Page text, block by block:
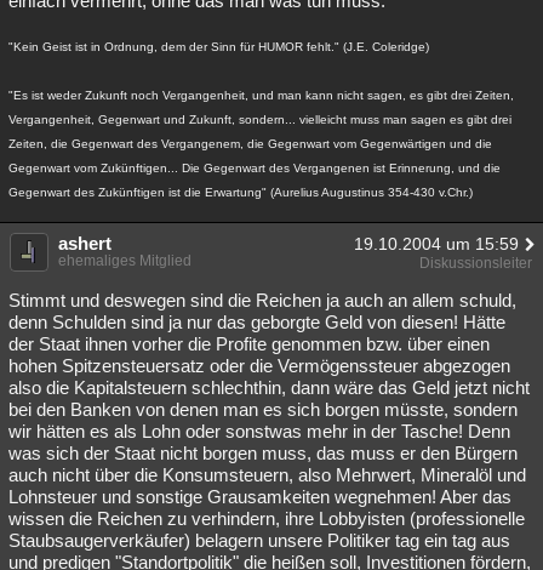
"Kein Geist ist in Ordnung, dem der Sinn für HUMOR fehlt." (J.E. Coleridge)
"Es ist weder Zukunft noch Vergangenheit, und man kann nicht sagen, es gibt drei Zeiten,
Vergangenheit, Gegenwart und Zukunft, sondern... vielleicht muss man sagen es gibt drei
Zeiten, die Gegenwart des Vergangenem, die Gegenwart vom Gegenwärtigen und die
Gegenwart vom Zukünftigen... Die Gegenwart des Vergangenen ist Erinnerung, und die
Gegenwart des Zukünftigen ist die Erwartung" (Aurelius Augustinus 354-430 v.Chr.)
ashert 19.10.2004 um 15:59
ehemaliges Mitglied Diskussionsleiter
Stimmt und deswegen sind die Reichen ja auch an allem schuld,
denn Schulden sind ja nur das geborgte Geld von diesen! Hätte
der Staat ihnen vorher die Profite genommen bzw. über einen
hohen Spitzensteuersatz oder die Vermögenssteuer abgezogen
also die Kapitalsteuern schlechthin, dann wäre das Geld jetzt nicht
bei den Banken von denen man es sich borgen müsste, sondern
wir hätten es als Lohn oder sonstwas mehr in der Tasche! Denn
was sich der Staat nicht borgen muss, das muss er den Bürgern
auch nicht über die Konsumsteuern, also Mehrwert, Mineralöl und
Lohnsteuer und sonstige Grausamkeiten wegnehmen! Aber das
wissen die Reichen zu verhindern, ihre Lobbyisten (professionelle
Staubsaugerverkäufer) belagern unsere Politiker tag ein tag aus
und predigen "Standortpolitik" die heißen soll, Investitionen fördern,